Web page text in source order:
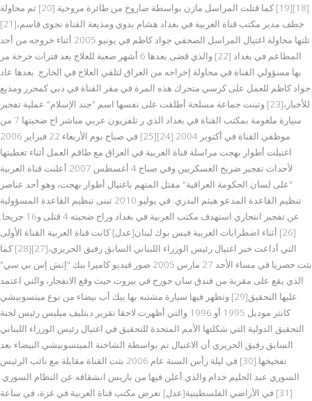
[18][19] كما قتلت المراسل مازن بواسطة صاروخ من طائرة مروحية.[20] ثم محاولة
خطف مدير مكتب قناة العربية في بغداد هشام بدوي ومذيعة القناة نجوى قاسم،[21]
تلتها محاولة اغتيال المراسل الصحفي جواد كاظم في يونيو 2005 أثناء خروجه من أحد
المطاعم في بغداد [22] والذي قضى بعدها 6 أشهر صعبة للعلاج بعد فترات حرجة مر
بها مسؤولي القناة في محاولة إخراجه من العراق لتلقي العلاج في الخارج. بعدها عاد
جواد كاظم للعمل على كرسي متحرك هذه المرة في مقر القناة في دبي كمحرر ومذيع
للأخبار،[23] وتبنت جماعة مسلحة أطلقت على نفسها اسم "جند الإسلام" عملية تفجير
سيارة ملغومة بمكتب القناة في بغداد الذي ر تلفزيون عربي مباشر اح ضحيتها 7 من
موظفي القناة في أكتوبر 2004.[24][25] في صباح يوم الأربعاء 22 فبراير 2006
اغتيلت أطوار بهجت مراسلة قناة العربية في العراق مع طاقم العمل أثناء تغطيتها
لأحداث تفجير ضريح العسكريين وفي صباح 4 أغسطس 2007 أعلنت قناة العربية
"على لسان الحكومة العراقية" مقتل المتهم باغتيال أطوار بهجت، وهو أحد عناصر
تنظيم القاعدة المدعو هيثم البدري. في يوليو 2010 تبنى تنظيم القاعدة المسؤولية
عن تفجير انتحاري استهدف مكتب العربية في بغداد وراح ضحيته 4 قتلى و16 جريحا.
[26] أثناء اضطرابات العربية فيس بوك لبنان[عدل] كانت قناة العربية القناة الأولى
التي أذاعت خبر اغتيال رئيس الوزراء اللبناني السابق رفيق الحريري،[27][28] كما
بثت حصريا في مساء الأحد 27 مارس 2005 صور فيديو كاميرا بنك "إتش إس بي سي"
الذي يقع على مقربة من فندق سان جورج في بيروت حيث وقع الانفجار، والتي اعتمد
عليها التحقيق[29] وتظهر فيها سيارة مشتبه بها بيك أب بيضاء من نوع ميتسوبيشي
كانتر موديل 1995 أو 1996 والتي أظهرت لاحقا تقرير ديتليف ميليس رئيس لجنة
التحقيق الدولية التي شكلتها الأمم المتحدة للتحقيق في اغتيال رئيس الوزراء اللبناني
السابق رفيق الحريري أن الاغتيال تم بواسطة الشاحنة الميتسوبيشي البيضاء بعد
تفخيخها.[30] في ليلة رأس السنة عام 2006 بثت القناة مقابلة مع نائب الرئيس
السوري عبد الحليم خدام والذي أعلن فيها من باريس انشقاقه عن النظام السوري.
[31] في الأراضي الفلسطينية[عدل] تعرض مكتب قناة العربية في غزة، في ساعة